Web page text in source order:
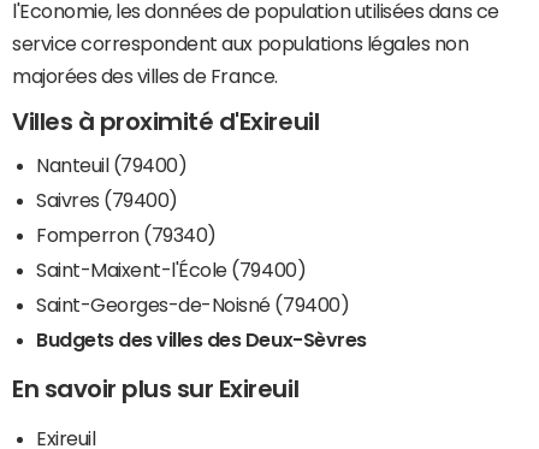
l'Economie, les données de population utilisées dans ce
service correspondent aux populations légales non
majorées des villes de France.
Villes à proximité d'Exireuil
Nanteuil (79400)
Saivres (79400)
Fomperron (79340)
Saint-Maixent-l'École (79400)
Saint-Georges-de-Noisné (79400)
Budgets des villes des Deux-Sèvres
En savoir plus sur Exireuil
Exireuil